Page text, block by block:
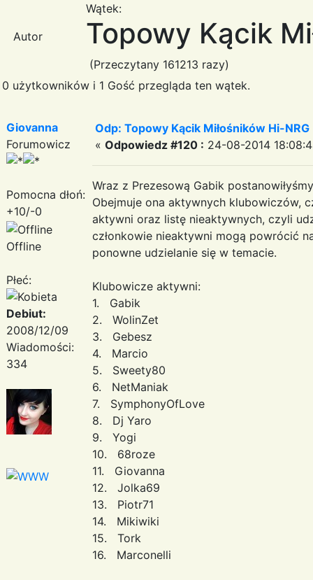
Autor
Wątek:
Topowy Kącik
(Przeczytany 161213 razy)
0 użytkowników i 1 Gość przegląda ten wątek.
Giovanna
Forumowicz
Pomocna dłoń:
+10/-0
Offline
Płeć:
Debiut:
2008/12/09
Wiadomości:
334
Odp: Topowy Kącik Miłośników Hi-NRG
« Odpowiedz #120 : 24-08-2014
Wraz z Prezesową Gabik
Obejmuje ona aktywnych klubowiczów,
aktywni oraz listę nieaktywnych, czyli
członkowie nieaktywni mogą powrócić
ponowne udzielanie się w temacie.
Klubowicze aktywni:
1. Gabik
2. WolinZet
3. Gebesz
4. Marcio
5. Sweety80
6. NetManiak
7. SymphonyOfLove
8. Dj Yaro
9. Yogi
10. 68roze
11. Giovanna
12. Jolka69
13. Piotr71
14. Mikiwiki
15. Tork
16. Marconelli